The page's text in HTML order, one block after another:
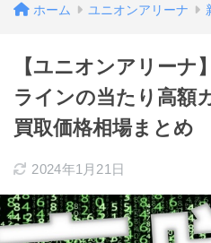
ホーム ユニオンアリーナ
【ユニオンアリーナ
ラインの当たり高額
買取価格相場まとめ
2024年1月21日